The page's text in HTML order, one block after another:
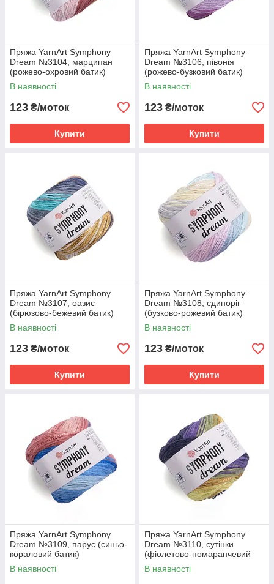
Пряжа YarnArt Symphony
Dream №3104, марципан
(рожево-охровий батик)
В наявності
123 ₴/моток
Купити
Пряжа YarnArt Symphony
Dream №3106, півонія
(рожево-бузковий батик)
В наявності
123 ₴/моток
Купити
Пряжа YarnArt Symphony
Dream №3107, оазис
(бірюзово-бежевий батик)
В наявності
123 ₴/моток
Купити
Пряжа YarnArt Symphony
Dream №3108, єдиноріг
(бузково-рожевий батик)
В наявності
123 ₴/моток
Купити
Пряжа YarnArt Symphony
Dream №3109, парус (синьо-
кораловий батик)
В наявності
Пряжа YarnArt Symphony
Dream №3110, сутінки
(фіолетово-помаранчевий
батик)
В наявності